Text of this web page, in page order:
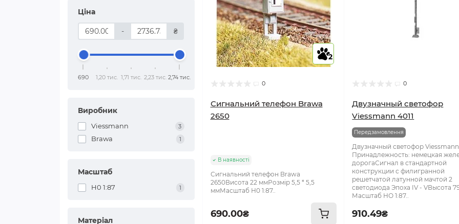
Ціна
- ₴
690 1,20 тис. 1,71 тис. 2,23 тис. 2,74 тис.
Виробник
Viessmann 3
Brawa 1
Масштаб
H0 1:87 1
Матеріал
2
0
Сигнальний телефон Brawa
2650
В наявності
Сигнальний телефон Brawa
2650Висота 22 ммРозмір 5,5 * 5,5
ммМасштаб Н0 1:87..
690.00₴
0
Двузначный светофор
Viessmann 4011
Передзамовлення
Двузначный светофор Viessmann
Принадлежность: немецкая
дорогаСигнал в стандартной
конструкции с филигранной
решетчатой латунной мачтой 2
светодиода Эпоха IV - VВысота
Масштаб НО 1:87..
910.49₴